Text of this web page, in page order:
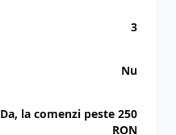
3
Nu
Da, la comenzi peste 250
RON